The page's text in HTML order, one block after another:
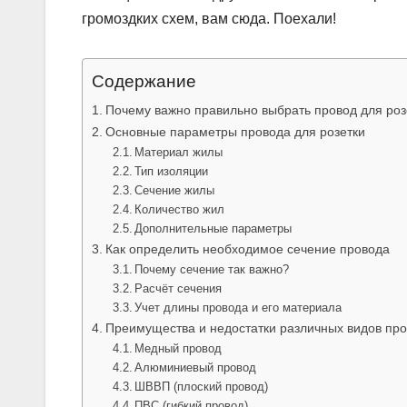
громоздких схем, вам сюда. Поехали!
Содержание
Почему важно правильно выбрать провод для
Основные параметры провода для розетки
Материал жилы
Тип изоляции
Сечение жилы
Количество жил
Дополнительные параметры
Как определить необходимое сечение провода
Почему сечение так важно?
Расчёт сечения
Учет длины провода и его материала
Преимущества и недостатки различных видов
Медный провод
Алюминиевый провод
ШВВП (плоский провод)